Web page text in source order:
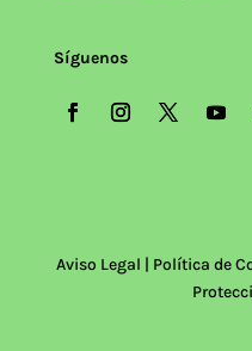
Síguenos
Aviso Legal | Política de